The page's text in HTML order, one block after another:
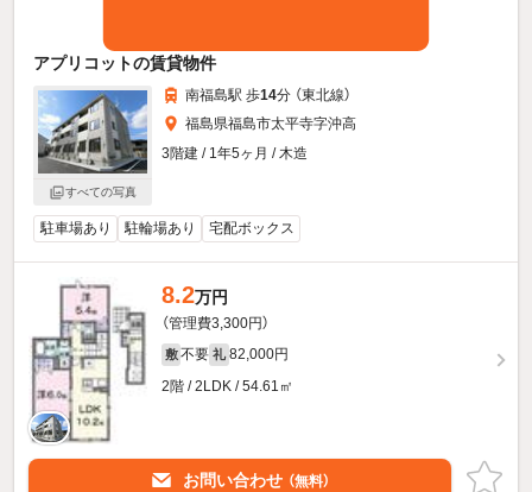
アプリコットの賃貸物件
すべての写真
南福島駅 歩14分 （東北線）
福島県福島市太平寺字沖高
3階建 / 1年5ヶ月 / 木造
駐車場あり 駐輪場あり 宅配ボックス
8.2万円
（管理費3,300円）
敷 不要 礼 82,000円
2階 / 2LDK / 54.61㎡
お問い合わせ （無料）